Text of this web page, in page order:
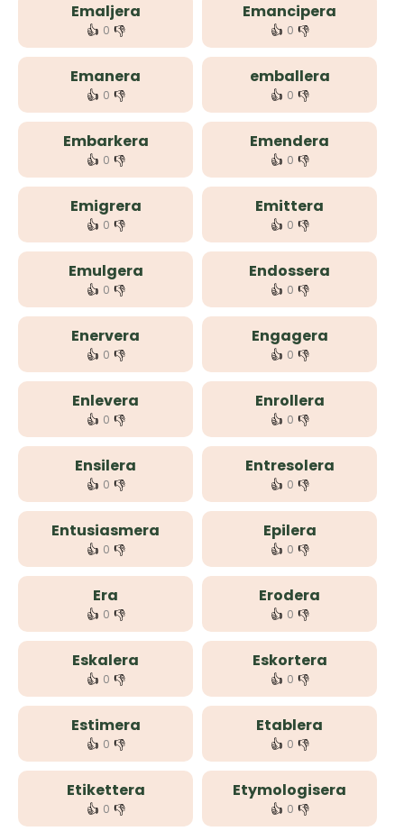
Emaljera
👍 0 👎
Emancipera
👍 0 👎
Emanera
👍 0 👎
emballera
👍 0 👎
Embarkera
👍 0 👎
Emendera
👍 0 👎
Emigrera
👍 0 👎
Emittera
👍 0 👎
Emulgera
👍 0 👎
Endossera
👍 0 👎
Enervera
👍 0 👎
Engagera
👍 0 👎
Enlevera
👍 0 👎
Enrollera
👍 0 👎
Ensilera
👍 0 👎
Entresolera
👍 0 👎
Entusiasmera
👍 0 👎
Epilera
👍 0 👎
Era
👍 0 👎
Erodera
👍 0 👎
Eskalera
👍 0 👎
Eskortera
👍 0 👎
Estimera
👍 0 👎
Etablera
👍 0 👎
Etikettera
👍 0 👎
Etymologisera
👍 0 👎